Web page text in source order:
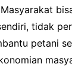
tidak
petani